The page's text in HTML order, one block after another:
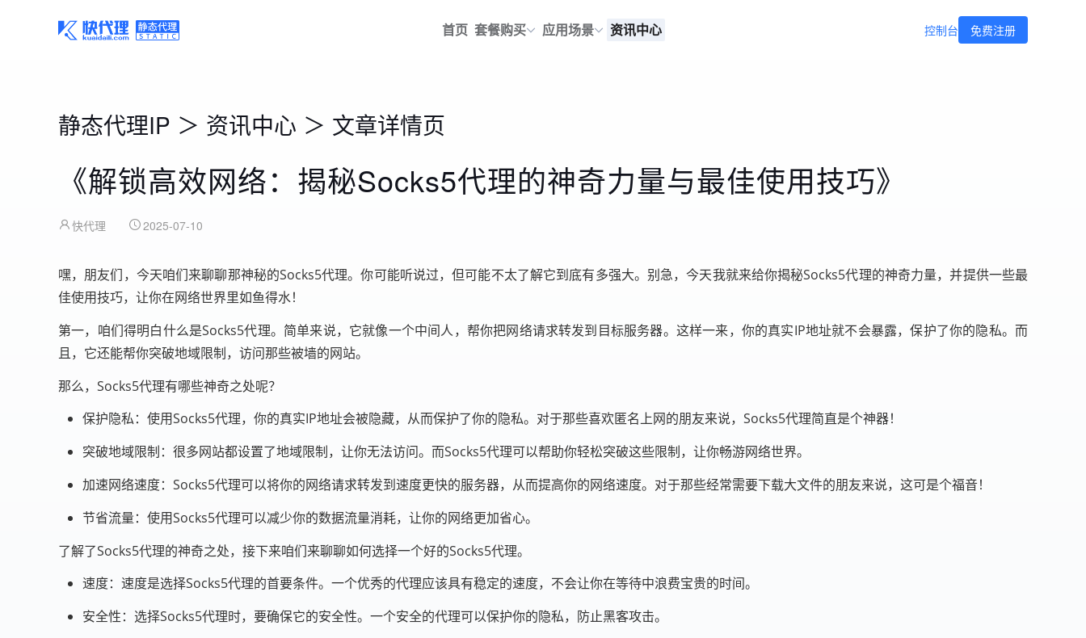
首页 套餐购买 应用场景 资讯中心 控制台 免费注册
静态代理IP ＞ 资讯中心 ＞ 文章详情页
《解锁高效网络：揭秘Socks5代理的神奇力量与最佳使用技巧》
快代理 2025-07-10
嘿，朋友们，今天咱们来聊聊那神秘的Socks5代理。你可能听说过，但可能不太了解它到底有多强大。别急，今天我就来给你揭秘Socks5代理的神奇力量，并提供一些最
佳使用技巧，让你在网络世界里如鱼得水！
第一，咱们得明白什么是Socks5代理。简单来说，它就像一个中间人，帮你把网络请求转发到目标服务器。这样一来，你的真实IP地址就不会暴露，保护了你的隐私。而
且，它还能帮你突破地域限制，访问那些被墙的网站。
那么，Socks5代理有哪些神奇之处呢？
保护隐私：使用Socks5代理，你的真实IP地址会被隐藏，从而保护了你的隐私。对于那些喜欢匿名上网的朋友来说，Socks5代理简直是个神器！
突破地域限制：很多网站都设置了地域限制，让你无法访问。而Socks5代理可以帮助你轻松突破这些限制，让你畅游网络世界。
加速网络速度：Socks5代理可以将你的网络请求转发到速度更快的服务器，从而提高你的网络速度。对于那些经常需要下载大文件的朋友来说，这可是个福音！
节省流量：使用Socks5代理可以减少你的数据流量消耗，让你的网络更加省心。
了解了Socks5代理的神奇之处，接下来咱们来聊聊如何选择一个好的Socks5代理。
速度：速度是选择Socks5代理的首要条件。一个优秀的代理应该具有稳定的速度，不会让你在等待中浪费宝贵的时间。
安全性：选择Socks5代理时，要确保它的安全性。一个安全的代理可以保护你的隐私，防止黑客攻击。